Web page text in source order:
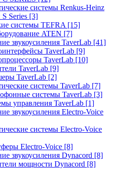
системы Renkus-Heinz
S Series [3]
системы TEFRA [15]
ATEN [7]
звукоусиления TaverLab [41]
TaverLab [9]
TaverLab [10]
TaverLab [9]
TaverLab [2]
системы TaverLab [7]
системы TaverLab [3]
управления TaverLab [1]
звукоусиления Electro-Voice
системы Electro-Voice
Electro-Voice [8]
звукоусиления Dynacord [8]
мощности Dynacord [8]